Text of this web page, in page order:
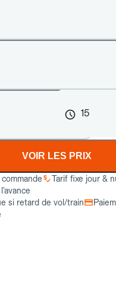
15
VOIR LES PRIX
Tarif fixe jour &
si retard de vol/train